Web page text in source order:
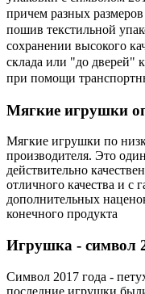
причем разных
пошив текстильной
сохранении высокого
склада или "до дверей"
при помощи
Мягкие игрушки
Мягкие игрушки по
производителя. Это
действительно
отличного качества и с
дополнительных
конечного продукта
Игрушка - символ
Символ 2017 года -
последние игрушки